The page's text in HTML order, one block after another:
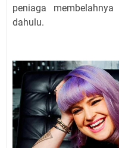
peniaga
dahulu.